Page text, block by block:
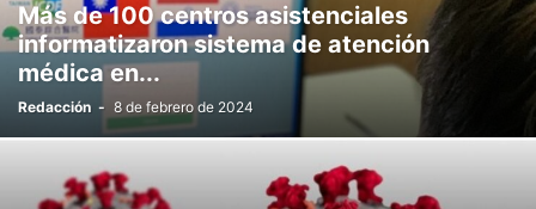
Más de 100 centros asistenciales
informatizaron sistema de atención
médica en...
Redacción - 8 de febrero de 2024